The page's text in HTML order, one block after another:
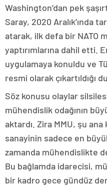
Washington’dan pek
Saray, 2020 Aralık’ında
atarak, ilk defa bir NATO
yaptırımlarına dahil etti.
uygulamaya konuldu ve
resmi olarak çıkartıldığı
Söz konusu olaylar
mühendislik odağının
aktardı. Zira MMU, şu
sanayinin sadece en
zamanda mühendislikte
Bu bağlamda idarecisi,
bir kadro gece gündüz